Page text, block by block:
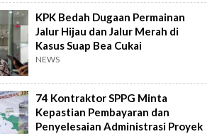
KPK Bedah Dugaan Permainan
Jalur Hijau dan Jalur Merah di
Kasus Suap Bea Cukai
NEWS
74 Kontraktor SPPG Minta
Kepastian Pembayaran dan
Penyelesaian Administrasi Proyek